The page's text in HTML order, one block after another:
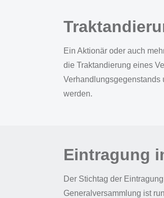
Ein Aktionär oder auch
die Traktandierung eines
Verhandlungsgegenstands
werden.
Eintragung
Der Stichtag der
Generalversammlung ist